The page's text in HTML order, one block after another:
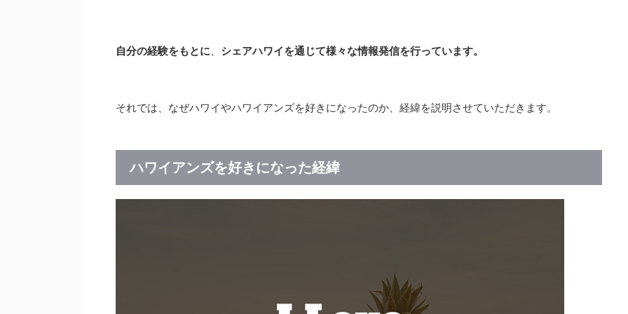
自分の経験をもとに、 シェアハワイを通じて様々な情報発信を行っています。
それでは、なぜハワイやハワイアンズを好きになったのか、経緯を説明させていただきます。
ハワイアンズを好きになった経緯